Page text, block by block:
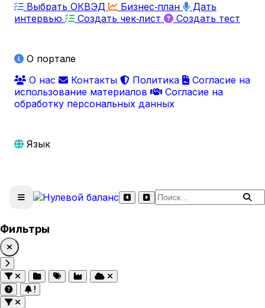
Выбрать ОКВЭД
Бизнес‑план
Дать
интервью
Создать чек‑лист Создать тест
О портале
О нас
Контакты Политика
Согласие на
использование материалов
Согласие на
обработку персональных данных
Язык
Поиск по сайту
Фильтры